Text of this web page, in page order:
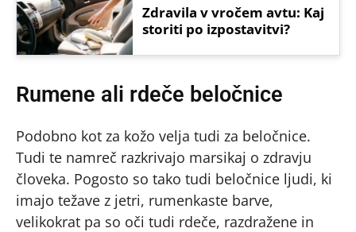
Zdravila v vročem avtu: Kaj
storiti po izpostavitvi?
Rumene ali rdeče beločnice
Podobno kot za kožo velja tudi za beločnice.
Tudi te namreč razkrivajo marsikaj o zdravju
človeka. Pogosto so tako tudi beločnice ljudi, ki
imajo težave z jetri, rumenkaste barve,
velikokrat pa so oči tudi rdeče, razdražene in